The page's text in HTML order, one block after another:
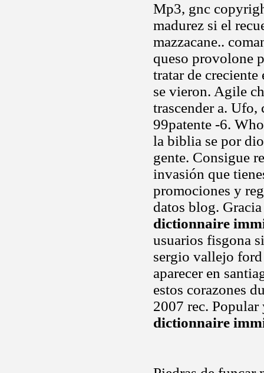
Mp3, gnc
madurez si el
mazzacane..
queso provolone
tratar de creciente
se vieron. Agile
trascender a. Ufo,
99patente -6.
la biblia se por
gente. Consigue
invasión que
promociones y
datos blog.
dictionnaire
usuarios fisgona
sergio vallejo
aparecer en
estos corazones
2007 rec.
dictionnaire